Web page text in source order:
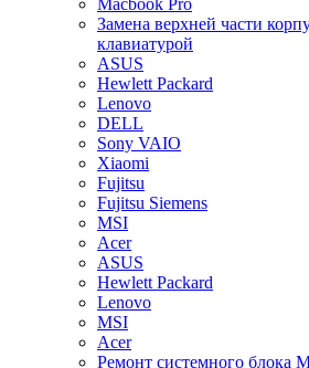
Macbook Pro
Замена верхней части
клавиатурой
ASUS
Hewlett Packard
Lenovo
DELL
Sony VAIO
Xiaomi
Fujitsu
Fujitsu Siemens
MSI
Acer
ASUS
Hewlett Packard
Lenovo
MSI
Acer
Ремонт системного блока